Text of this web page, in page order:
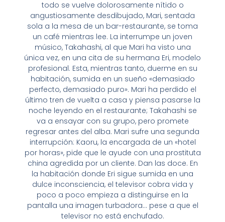
todo se vuelve dolorosamente nítido o
angustiosamente desdibujado, Mari, sentada
sola a la mesa de un bar-restaurante, se toma
un café mientras lee. La interrumpe un joven
músico, Takahashi, al que Mari ha visto una
única vez, en una cita de su hermana Eri, modelo
profesional. Esta, mientras tanto, duerme en su
habitación, sumida en un sueño «demasiado
perfecto, demasiado puro». Mari ha perdido el
último tren de vuelta a casa y piensa pasarse la
noche leyendo en el restaurante; Takahashi se
va a ensayar con su grupo, pero promete
regresar antes del alba. Mari sufre una segunda
interrupción: Kaoru, la encargada de un «hotel
por horas», pide que le ayude con una prostituta
china agredida por un cliente. Dan las doce. En
la habitación donde Eri sigue sumida en una
dulce inconsciencia, el televisor cobra vida y
poco a poco empieza a distinguirse en la
pantalla una imagen turbadora… pese a que el
televisor no está enchufado.